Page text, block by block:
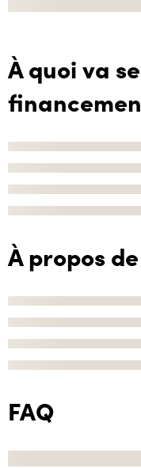
À quoi va
À propos
FAQ